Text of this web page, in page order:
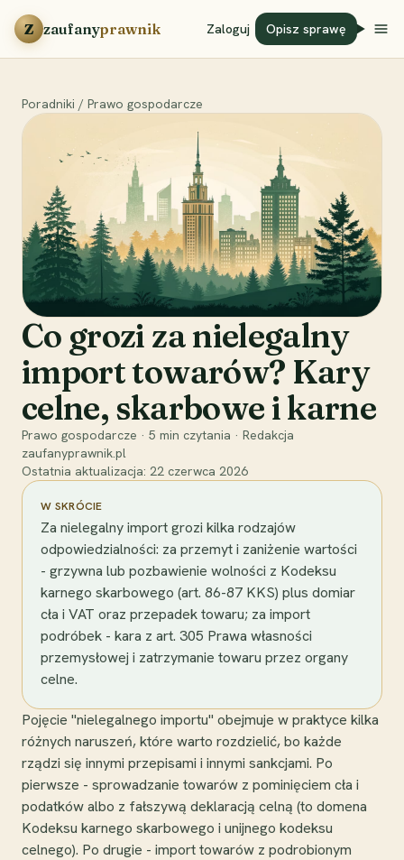
Przejdź do treści
Z zaufanyprawnik Zaloguj Opisz sprawę
Poradniki / Prawo gospodarcze
Co grozi za nielegalny
import towarów? Kary
celne, skarbowe i karne
Prawo gospodarcze · 5 min czytania · Redakcja
zaufanyprawnik.pl
Ostatnia aktualizacja: 22 czerwca 2026
W SKRÓCIE
Za nielegalny import grozi kilka rodzajów
odpowiedzialności: za przemyt i zaniżenie wartości
- grzywna lub pozbawienie wolności z Kodeksu
karnego skarbowego (art. 86-87 KKS) plus domiar
cła i VAT oraz przepadek towaru; za import
podróbek - kara z art. 305 Prawa własności
przemysłowej i zatrzymanie towaru przez organy
celne.
Pojęcie "nielegalnego importu" obejmuje w praktyce kilka
różnych naruszeń, które warto rozdzielić, bo każde
rządzi się innymi przepisami i innymi sankcjami. Po
pierwsze - sprowadzanie towarów z pominięciem cła i
podatków albo z fałszywą deklaracją celną (to domena
Kodeksu karnego skarbowego i unijnego kodeksu
celnego). Po drugie - import towarów z podrobionym